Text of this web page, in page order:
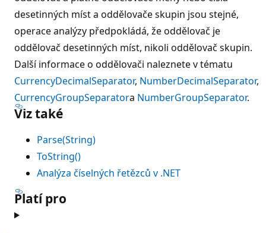
desetinných míst a oddělovače skupin jsou stejné,
operace analýzy předpokládá, že oddělovač je
oddělovač desetinných míst, nikoli oddělovač skupin.
Další informace o oddělovači naleznete v tématu
CurrencyDecimalSeparator, NumberDecimalSeparator,
CurrencyGroupSeparatora NumberGroupSeparator.
Viz také
Parse(String)
ToString()
Analýza číselných řetězců v .NET
Platí pro